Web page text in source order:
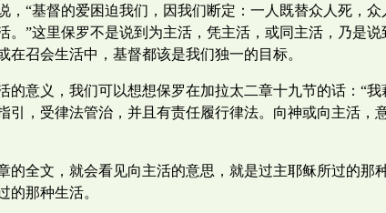
，“基督的爱困迫我们，因我们断定：一人既替众人死，
。”这里保罗不是说到为主活，凭主活，或同主活，乃是
召会生活中，基督都该是我们独一的目标。
的意义，我们可以想想保罗在加拉太二章十九节的话：“
引，受律法管治，并且有责任履行律法。向神或向主活
的全文，就会看见向主活的意思，就是过主耶稣所过的
的那种生活。